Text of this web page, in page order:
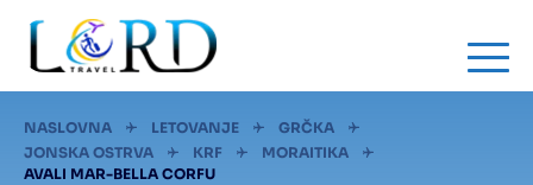
main
content
Mrvice
NASLOVNA LETOVANJE
GRČKA
JONSKA OSTRVA
KRF
MORAITIKA
AVALI MAR-BELLA CORFU